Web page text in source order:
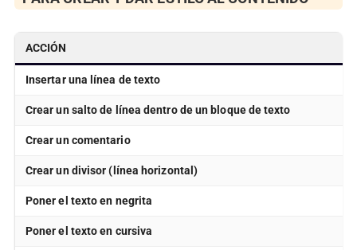
ACCIÓN
Insertar una línea de texto
Crear un salto de línea dentro de un bloque de texto
Crear un comentario
Crear un divisor (línea horizontal)
Poner el texto en negrita
Poner el texto en cursiva